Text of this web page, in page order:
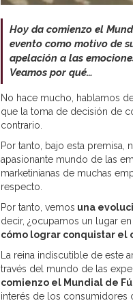
Hoy da comienzo el
evento como motivo de
apelación a las
Veamos por qué…
No hace mucho, hablamos
que la toma de decisión de
contrario.
Por tanto, bajo esta premisa,
apasionante mundo de las
marketinianas de muchas
respecto.
Por tanto, vemos una
decir, ¿ocupamos un lugar
cómo lograr conquistar el
La reina indiscutible de este
través del mundo de las
comienzo el Mundial de
interés de los consumidores